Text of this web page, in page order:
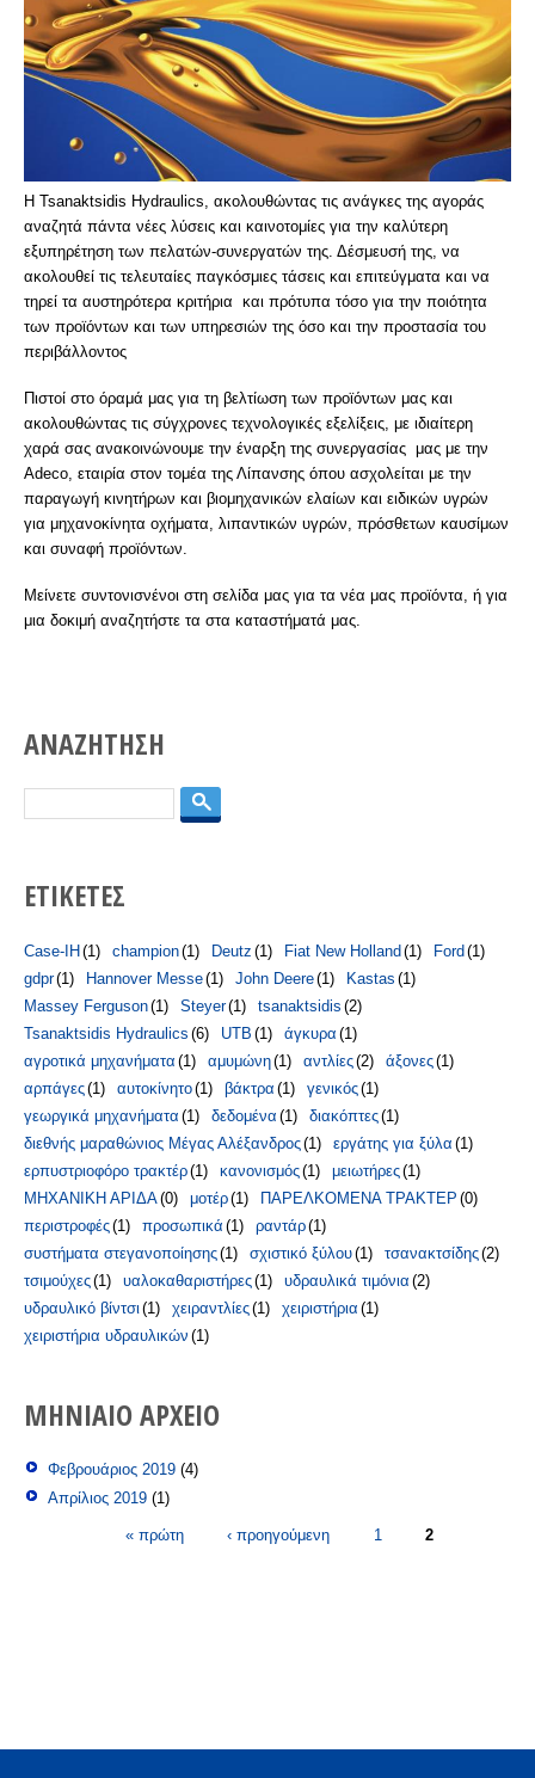
Η Tsanaktsidis Hydraulics, ακολουθώντας τις ανάγκες της αγοράς
αναζητά πάντα νέες λύσεις και καινοτομίες για την καλύτερη
εξυπηρέτηση των πελατών-συνεργατών της. Δέσμευσή της, να
ακολουθεί τις τελευταίες παγκόσμιες τάσεις και επιτεύγματα και να
τηρεί τα αυστηρότερα κριτήρια και πρότυπα τόσο για την ποιότητα
των προϊόντων και των υπηρεσιών της όσο και την προστασία του
περιβάλλοντος
Πιστοί στο όραμά μας για τη βελτίωση των προϊόντων μας και
ακολουθώντας τις σύγχρονες τεχνολογικές εξελίξεις, με ιδιαίτερη
χαρά σας ανακοινώνουμε την έναρξη της συνεργασίας μας με την
Adeco, εταιρία στον τομέα της Λίπανσης όπου ασχολείται με την
παραγωγή κινητήρων και βιομηχανικών ελαίων και ειδικών υγρών
για μηχανοκίνητα οχήματα, λιπαντικών υγρών, πρόσθετων καυσίμων
και συναφή προϊόντων.
Μείνετε συντονισνένοι στη σελίδα μας για τα νέα μας προϊόντα, ή για
μια δοκιμή αναζητήστε τα στα καταστήματά μας.
ΑΝΑΖΗΤΗΣΗ
ΕΤΙΚΕΤΕΣ
Case-IH(1) champion(1) Deutz (1) Fiat New Holland(1) Ford(1)
gdpr(1) Hannover Messe(1) John Deere(1) Kastas (1)
Massey Ferguson(1) Steyer(1) tsanaktsidis (2)
Tsanaktsidis Hydraulics (6) UTB (1) άγκυρα (1)
αγροτικά μηχανήματα (1) αμυμώνη(1) αντλίες(2) άξονες(1)
αρπάγες(1) αυτοκίνητο(1) βάκτρα (1) γενικός(1)
γεωργικά μηχανήματα (1) δεδομένα (1) διακόπτες(1)
διεθνής μαραθώνιος Μέγας Αλέξανδρος(1) εργάτης για ξύλα (1)
ερπυστριοφόρο τρακτέρ(1) κανονισμός(1) μειωτήρες(1)
ΜΗΧΑΝΙΚΗ ΑΡΙΔΑ(0) μοτέρ(1) ΠΑΡΕΛΚΟΜΕΝΑ ΤΡΑΚΤΕΡ (0)
περιστροφές(1) προσωπικά (1) ραντάρ(1)
συστήματα στεγανοποίησης(1) σχιστικό ξύλου(1) τσανακτσίδης(2)
τσιμούχες(1) υαλοκαθαριστήρες(1) υδραυλικά τιμόνια (2)
υδραυλικό βίντσι (1) χειραντλίες(1) χειριστήρια (1)
χειριστήρια υδραυλικών (1)
ΜΗΝΙΑΊΟ ΑΡΧΕΊΟ
Φεβρουάριος 2019(4)
Απρίλιος 2019(1)
« πρώτη ‹ προηγούμενη 1 2